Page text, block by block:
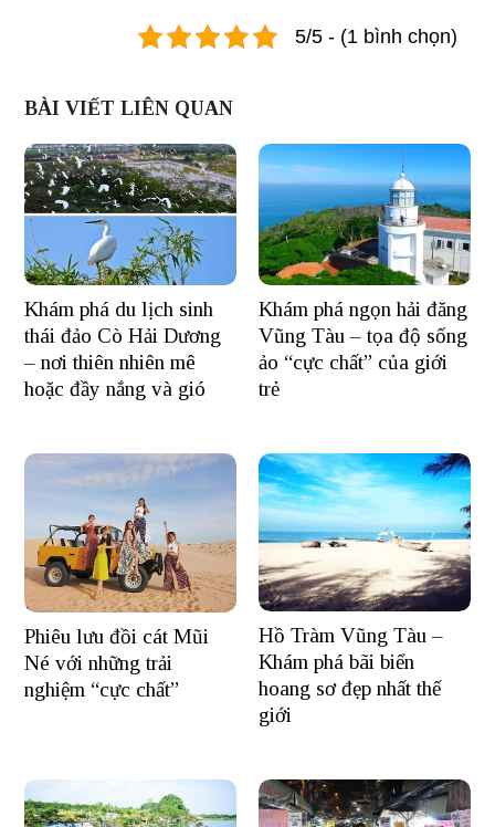
5/5 - (1 bình chọn)
BÀI VIẾT LIÊN QUAN
Khám phá du lịch sinh
thái đảo Cò Hải Dương
– nơi thiên nhiên mê
hoặc đầy nắng và gió
Khám phá ngọn hải đăng
Vũng Tàu – tọa độ sống
ảo “cực chất” của giới
trẻ
Phiêu lưu đồi cát Mũi
Né với những trải
nghiệm “cực chất”
Hồ Tràm Vũng Tàu –
Khám phá bãi biển
hoang sơ đẹp nhất thế
giới